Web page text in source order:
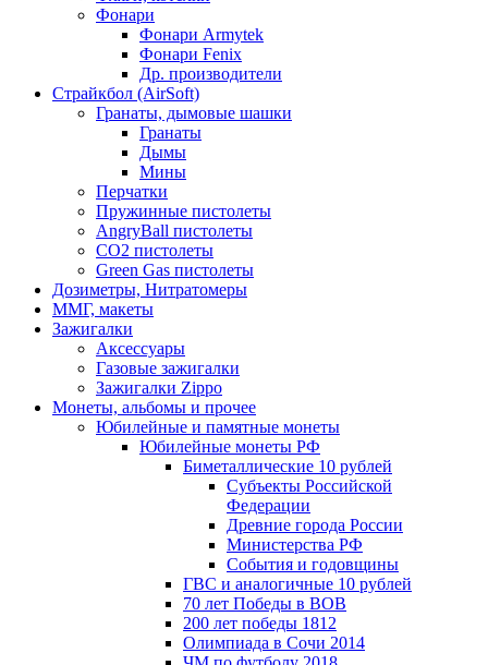
Фонари
Фонари Armytek
Фонари Fenix
Др. производители
Страйкбол (AirSoft)
Гранаты, дымовые шашки
Гранаты
Дымы
Мины
Перчатки
Пружинные пистолеты
AngryBall пистолеты
CO2 пистолеты
Green Gas пистолеты
Дозиметры, Нитратомеры
ММГ, макеты
Зажигалки
Аксессуары
Газовые зажигалки
Зажигалки Zippo
Монеты, альбомы и прочее
Юбилейные и памятные монеты
Юбилейные монеты РФ
Биметаллические 10 рублей
Субъекты Российской
Федерации
Древние города России
Министерства РФ
События и годовщины
ГВС и аналогичные 10 рублей
70 лет Победы в ВОВ
200 лет победы 1812
Олимпиада в Сочи 2014